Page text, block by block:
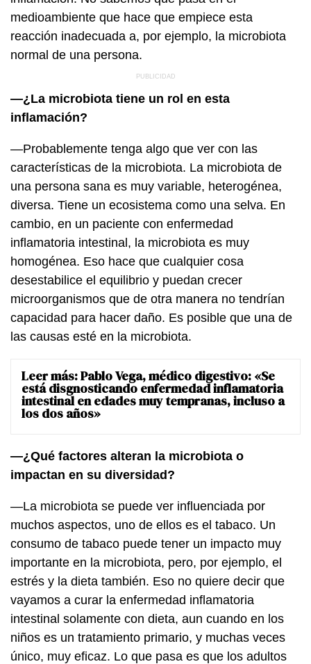
medioambiente que hace que empiece esta
reacción inadecuada a, por ejemplo, la microbiota
normal de una persona.
—¿La microbiota tiene un rol en esta
inflamación?
—Probablemente tenga algo que ver con las
características de la microbiota. La microbiota de
una persona sana es muy variable, heterogénea,
diversa. Tiene un ecosistema como una selva. En
cambio, en un paciente con enfermedad
inflamatoria intestinal, la microbiota es muy
homogénea. Eso hace que cualquier cosa
desestabilice el equilibrio y puedan crecer
microorganismos que de otra manera no tendrían
capacidad para hacer daño. Es posible que una de
las causas esté en la microbiota.
Leer más:Pablo Vega, médico digestivo: «Se
está disgnosticando enfermedad inflamatoria
intestinal en edades muy tempranas, incluso a
los dos años»
—¿Qué factores alteran la microbiota o
impactan en su diversidad?
—La microbiota se puede ver influenciada por
muchos aspectos, uno de ellos es el tabaco. Un
consumo de tabaco puede tener un impacto muy
importante en la microbiota, pero, por ejemplo, el
estrés y la dieta también. Eso no quiere decir que
vayamos a curar la enfermedad inflamatoria
intestinal solamente con dieta, aun cuando en los
niños es un tratamiento primario, y muchas veces
único, muy eficaz. Lo que pasa es que los adultos